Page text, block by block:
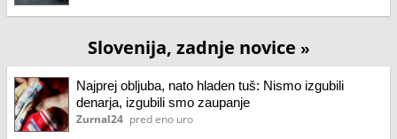
Slovenija, zadnje novice »
Najprej obljuba, nato hladen tuš: Nismo izgubili
denarja, izgubili smo zaupanje
Zurnal24 pred eno uro